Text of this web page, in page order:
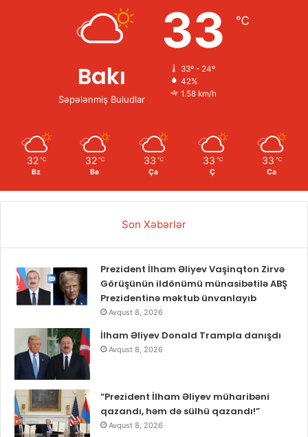
Bakı
Səpələnmiş Buludlar
33 ℃
33º - 24º
42%
1.58 km/h
32 ℃
Bz
32 ℃
Be
33 ℃
Ça
33 ℃
Ç
33 ℃
Ca
Son Xəbərlər
Prezident İlham Əliyev Vaşinqton Zirvə
Görüşünün ildönümü münasibətilə ABŞ
Prezidentinə məktub ünvanlayıb
Avqust 8, 2026
İlham Əliyev Donald Trampla danışdı
Avqust 8, 2026
“Prezident İlham Əliyev müharibəni
qazandı, həm də sülhü qazandı!”
Avqust 8, 2026